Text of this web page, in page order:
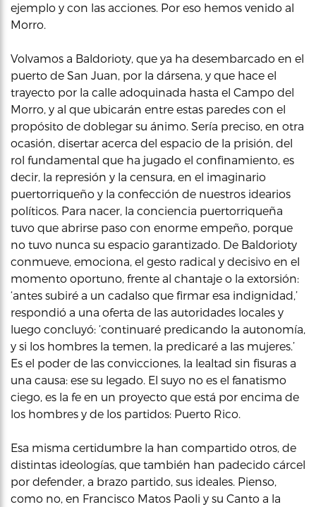
ejemplo y con las acciones. Por eso hemos venido al
Morro.
Volvamos a Baldorioty, que ya ha desembarcado en el
puerto de San Juan, por la dársena, y que hace el
trayecto por la calle adoquinada hasta el Campo del
Morro, y al que ubicarán entre estas paredes con el
propósito de doblegar su ánimo. Sería preciso, en otra
ocasión, disertar acerca del espacio de la prisión, del
rol fundamental que ha jugado el confinamiento, es
decir, la represión y la censura, en el imaginario
puertorriqueño y la confección de nuestros idearios
políticos. Para nacer, la conciencia puertorriqueña
tuvo que abrirse paso con enorme empeño, porque
no tuvo nunca su espacio garantizado. De Baldorioty
conmueve, emociona, el gesto radical y decisivo en el
momento oportuno, frente al chantaje o la extorsión:
‘antes subiré a un cadalso que firmar esa indignidad,’
respondió a una oferta de las autoridades locales y
luego concluyó: ‘continuaré predicando la autonomía,
y si los hombres la temen, la predicaré a las mujeres.’
Es el poder de las convicciones, la lealtad sin fisuras a
una causa: ese su legado. El suyo no es el fanatismo
ciego, es la fe en un proyecto que está por encima de
los hombres y de los partidos: Puerto Rico.
Esa misma certidumbre la han compartido otros, de
distintas ideologías, que también han padecido cárcel
por defender, a brazo partido, sus ideales. Pienso,
como no, en Francisco Matos Paoli y su Canto a la